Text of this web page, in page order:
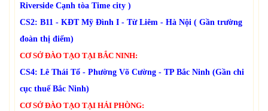
Riverside Cạnh tòa Time city )
CS2: B11 - KĐT Mỹ Đình I - Từ Liêm - Hà Nội ( Gần trường
đoàn thị điểm)
CƠ SỞ ĐÀO TẠO TẠI BẮC NINH:
CS4: Lê Thái Tổ - Phường Võ Cường - TP Bắc Ninh (Gần chi
cục thuế Bắc Ninh)
CƠ SỞ ĐÀO TẠO TẠI HẢI PHÒNG: